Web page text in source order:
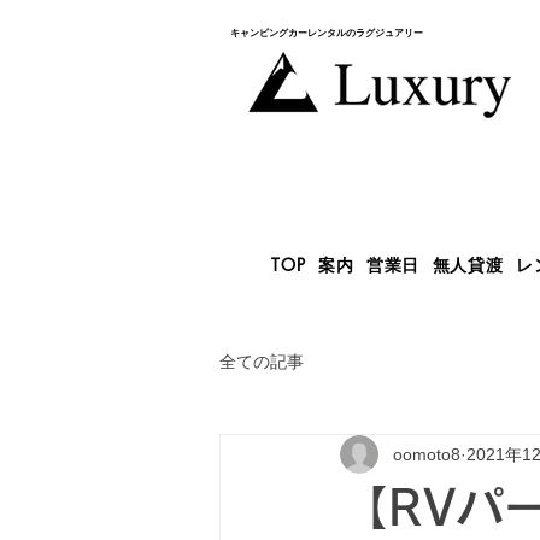
キャンピングカー​レンタルのラグジュアリー
TOP 案内 営業日 無人貸渡 レ
全ての記事
【RV
oomoto8 2021年